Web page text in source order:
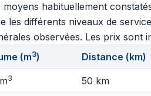
moyens habituellement
les différents niveaux de
observées. Les prix
(m3) Distance (km)
3 50 km